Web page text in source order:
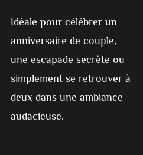
Idéale pour célébrer un
anniversaire de couple,
une escapade secrète ou
simplement se retrouver à
deux dans une ambiance
audacieuse.